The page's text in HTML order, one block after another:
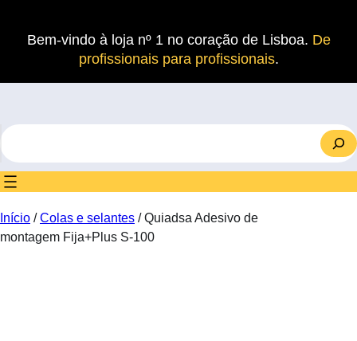
Bem-vindo à loja nº 1 no coração de Lisboa. De
profissionais para profissionais.
S
e
a
r
h
Início /Colas e selantes / Quiadsa Adesivo de
montagem Fija+Plus S-100